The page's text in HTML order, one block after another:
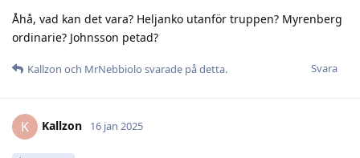
Åhå, vad kan det vara? Heljanko utanför truppen? Myrenberg
ordinarie? Johnsson petad?
Svara
Kallzon och MrNebbiolo svarade på detta.
K Kallzon 16 jan 2025